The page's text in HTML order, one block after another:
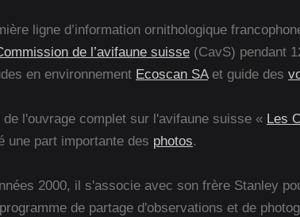
ligne d’information ornithologique
de l’avifaune suisse (CavS) pendant
en environnement Ecoscan SAet guide des
de l'ouvrage complet sur l'avifaune suisse « Les
une part importante des photos.
2000, il s'associe avec son frère Stanley
de partage d'observations et de